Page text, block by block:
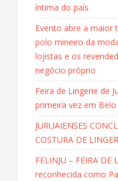
íntima do país
Evento abre a maior
polo mineiro da
lojistas e os
negócio próprio
Feira de Lingerie de
primeira vez em
JURUAIENSES
COSTURA DE
FELINJU – FEIRA DE
reconhecida como